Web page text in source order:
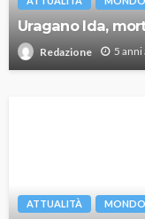
Uragano Ida,
Redazione 5 anni
ATTUALITÀ MONDO